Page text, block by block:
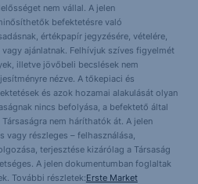
nem vállal. A jelen
befektetésre való
értékpapír jegyzésére, vételére,
ajánlatnak. Felhívjuk szíves figyelmét
illetve jövőbeli becslések nem
nézve. A tőkepiaci és
és azok hozamai alakulását olyan
nincs befolyása, a befektető által
nem háríthatók át. A jelen
vagy részleges – felhasználása,
terjesztése kizárólag a Társaság
A jelen dokumentumban foglaltak
További részletek:Erste Market